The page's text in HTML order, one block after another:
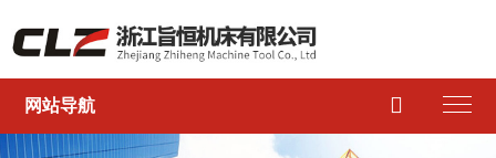
网站导航 